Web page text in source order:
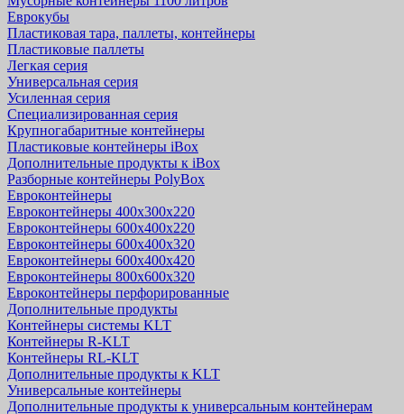
Еврокубы
Пластиковая тара, паллеты, контейнеры
Пластиковые паллеты
Легкая серия
Универсальная серия
Усиленная серия
Специализированная серия
Крупногабаритные контейнеры
Пластиковые контейнеры iBox
Дополнительные продукты к iBox
Разборные контейнеры PolyBox
Евроконтейнеры
Евроконтейнеры 400х300х220
Евроконтейнеры 600х400х220
Евроконтейнеры 600х400х320
Евроконтейнеры 600х400х420
Евроконтейнеры 800х600х320
Евроконтейнеры перфорированные
Дополнительные продукты
Контейнеры системы KLT
Контейнеры R-KLT
Контейнеры RL-KLT
Дополнительные продукты к KLT
Универсальные контейнеры
Дополнительные продукты к универсальным контейнерам